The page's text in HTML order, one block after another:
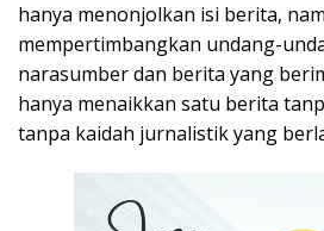
hanya menonjolkan isi berita,
mempertimbangkan undang-
narasumber dan berita yang
hanya menaikkan satu berita
tanpa kaidah jurnalistik yang